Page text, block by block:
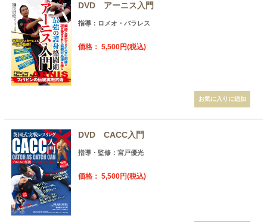
DVD アーニス入門
指導：ロメオ・バラレス
価格： 5,500円(税込)
DVD CACC入門
指導・監修：宮戸優光
価格： 5,500円(税込)